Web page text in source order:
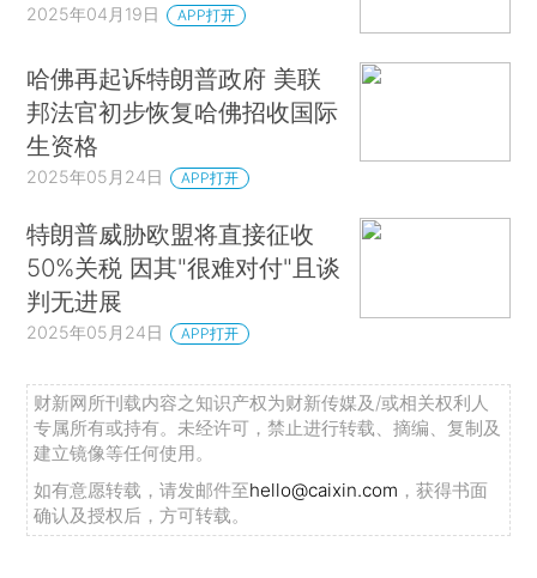
2025年04月19日 APP打开
哈佛再起诉特朗普政府 美联
邦法官初步恢复哈佛招收国际
生资格
2025年05月24日 APP打开
特朗普威胁欧盟将直接征收
50%关税 因其"很难对付"且谈
判无进展
2025年05月24日 APP打开
财新网所刊载内容之知识产权为财新传媒及/或相关权利人
专属所有或持有。未经许可，禁止进行转载、摘编、复制及
建立镜像等任何使用。
如有意愿转载，请发邮件至hello@caixin.com ，获得书面
确认及授权后，方可转载。